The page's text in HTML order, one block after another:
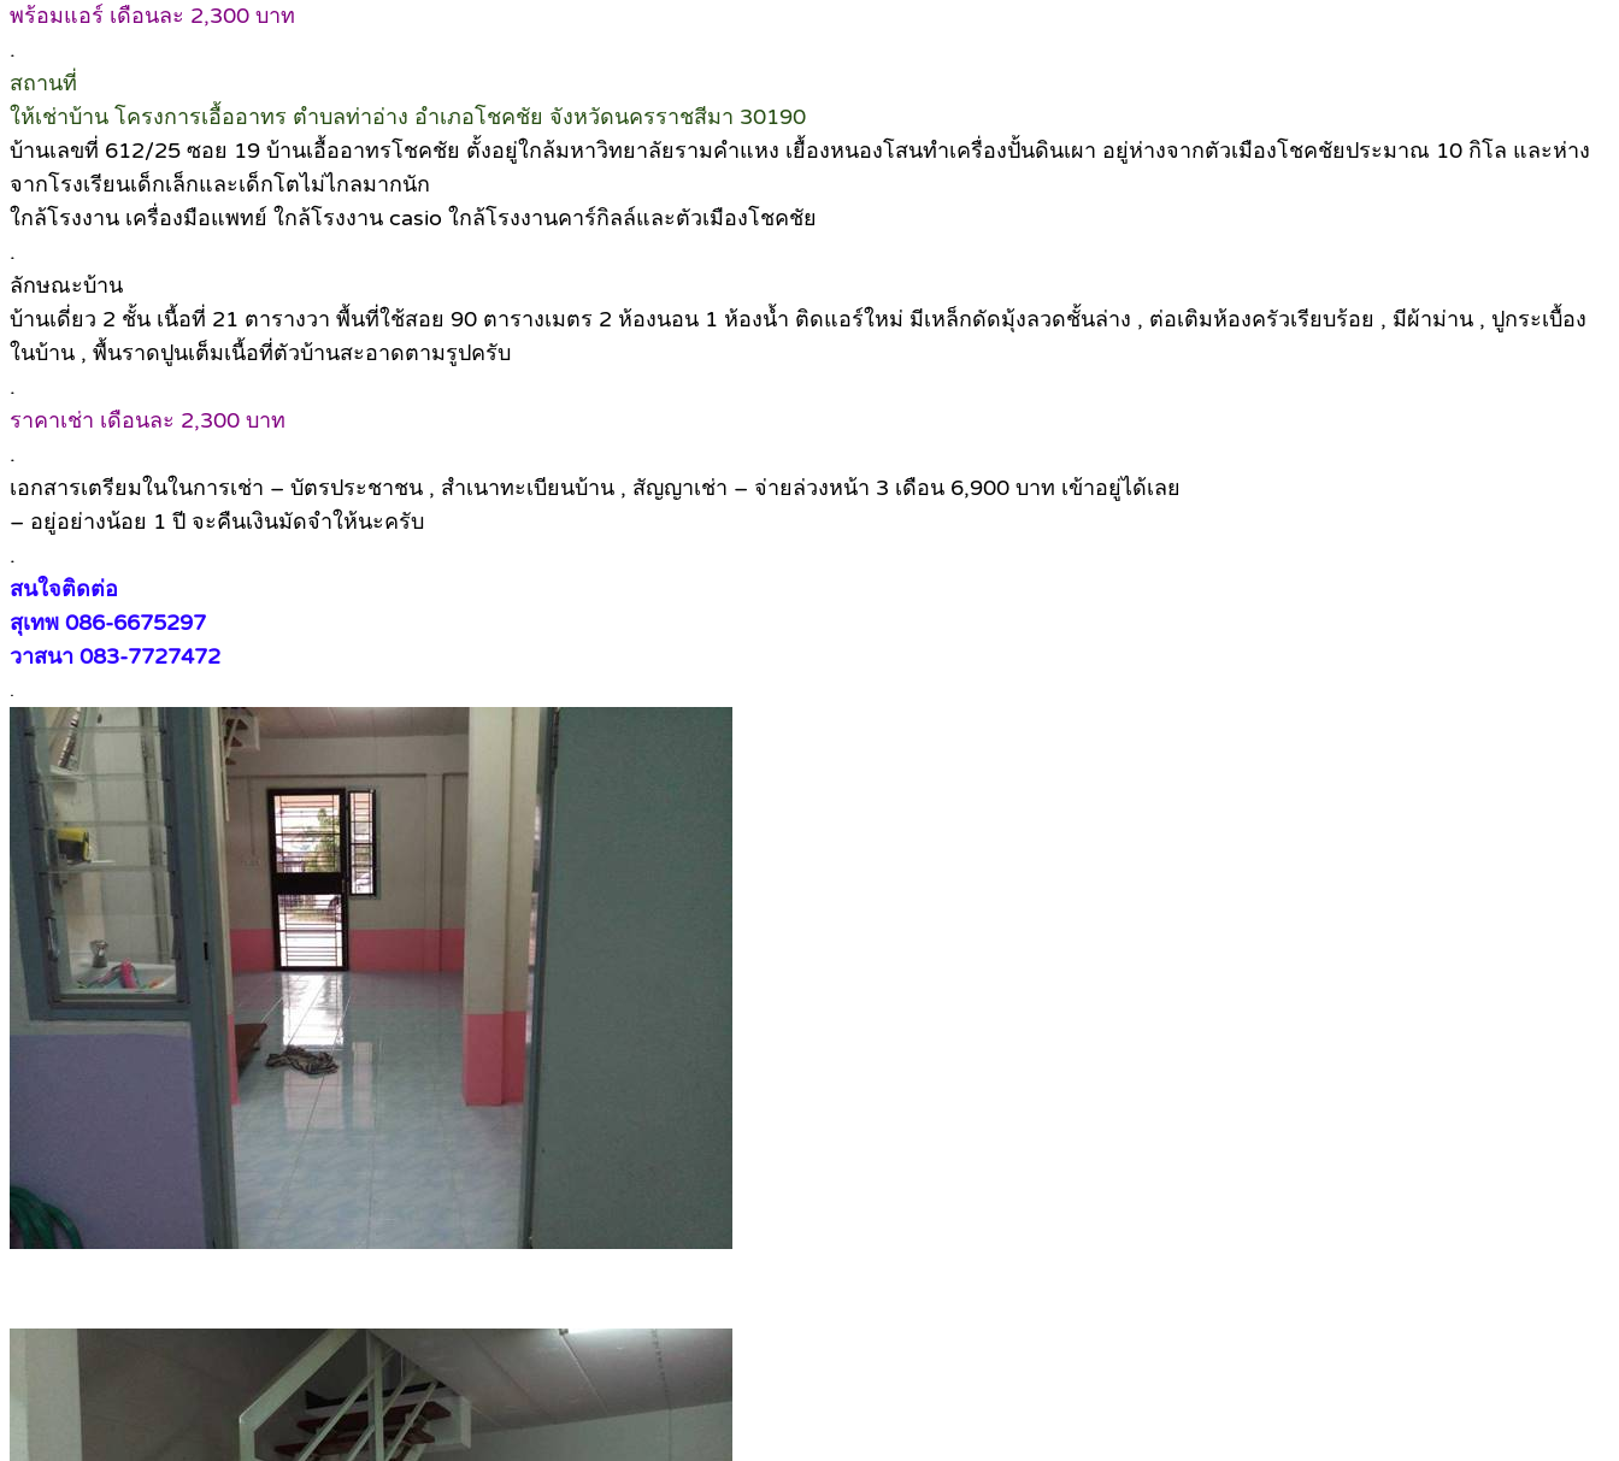
พร้อมแอร์ เดือนละ 2,300 บาท
.
สถานที่
ให้เช่าบ้าน โครงการเอื้ออาทร ตำบลท่าอ่าง อำเภอโชคชัย จังหวัดนครราชสีมา 30190
บ้านเลขที่ 612/25 ซอย 19 บ้านเอื้ออาทรโชคชัย ตั้งอยู่ใกล้มหาวิทยาลัยรามคำแหง เยื้องหนองโสนทำเครื่องปั้นดินเผา อยู่ห่างจากตัวเมืองโชคชัยประมาณ 10 กิโล และห่าง
จากโรงเรียนเด็กเล็กและเด็กโตไม่ไกลมากนัก
ใกล้โรงงาน เครื่องมือแพทย์ ใกล้โรงงาน casio ใกล้โรงงานคาร์กิลล์และตัวเมืองโชคชัย
.
ลักษณะบ้าน
บ้านเดี่ยว 2 ชั้น เนื้อที่ 21 ตารางวา พื้นที่ใช้สอย 90 ตารางเมตร 2 ห้องนอน 1 ห้องน้ำ ติดแอร์ใหม่ มีเหล็กดัดมุ้งลวดชั้นล่าง , ต่อเติมห้องครัวเรียบร้อย , มีผ้าม่าน , ปูกระเบื้อง
ในบ้าน , พื้นราดปูนเต็มเนื้อที่ตัวบ้านสะอาดตามรูปครับ
.
ราคาเช่า เดือนละ 2,300 บาท
.
เอกสารเตรียมในในการเช่า – บัตรประชาชน , สำเนาทะเบียนบ้าน , สัญญาเช่า – จ่ายล่วงหน้า 3 เดือน 6,900 บาท เข้าอยู่ได้เลย
– อยู่อย่างน้อย 1 ปี จะคืนเงินมัดจำให้นะครับ
.
สนใจติดต่อ
สุเทพ 086-6675297
วาสนา 083-7727472
.